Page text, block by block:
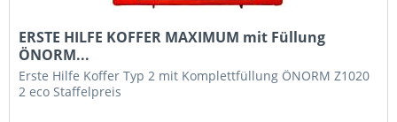
ERSTE HILFE KOFFER MAXIMUM mit Füllung
ÖNORM...
Erste Hilfe Koffer Typ 2 mit Komplettfüllung ÖNORM Z1020
2 eco Staffelpreis